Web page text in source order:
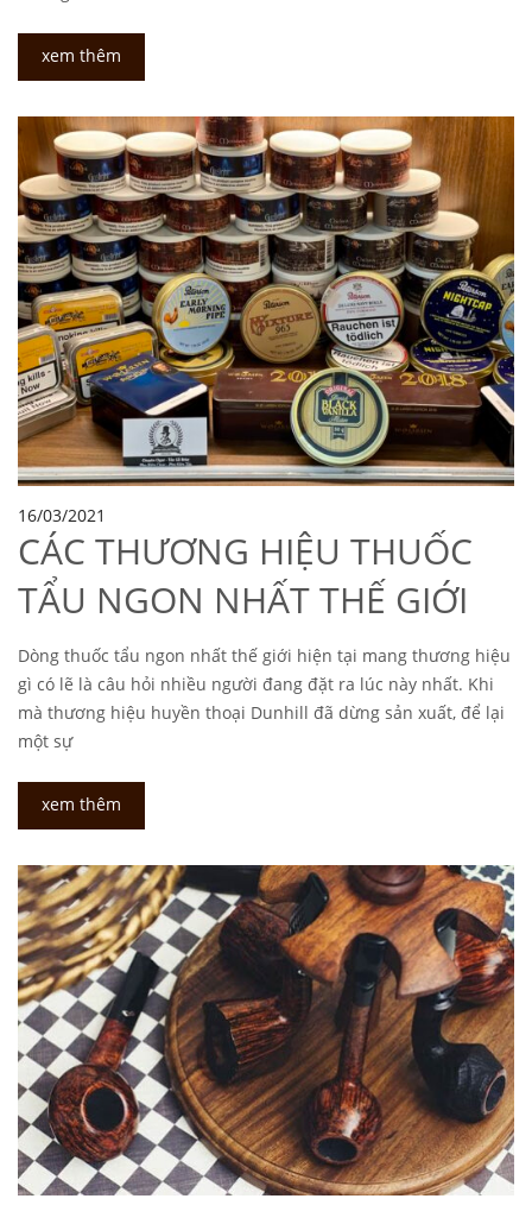
xem thêm
16/03/2021
CÁC THƯƠNG HIỆU THUỐC
TẨU NGON NHẤT THẾ GIỚI
Dòng thuốc tẩu ngon nhất thế giới hiện tại mang thương hiệu
gì có lẽ là câu hỏi nhiều người đang đặt ra lúc này nhất. Khi
mà thương hiệu huyền thoại Dunhill đã dừng sản xuất, để lại
một sự
xem thêm